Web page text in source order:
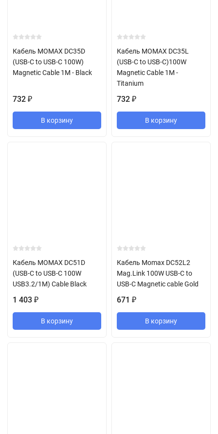
Кабель MOMAX DC35D
(USB-C to USB-C 100W)
Magnetic Cable 1M - Black
732 ₽
В корзину
Кабель MOMAX DC35L
(USB-C to USB-C)100W
Magnetic Cable 1M -
Titanium
732 ₽
В корзину
Кабель MOMAX DC51D
(USB-C to USB-C 100W
USB3.2/1M) Cable Black
1 403 ₽
В корзину
Кабель Momax DC52L2
Mag.Link 100W USB-C to
USB-C Magnetic cable Gold
671 ₽
В корзину